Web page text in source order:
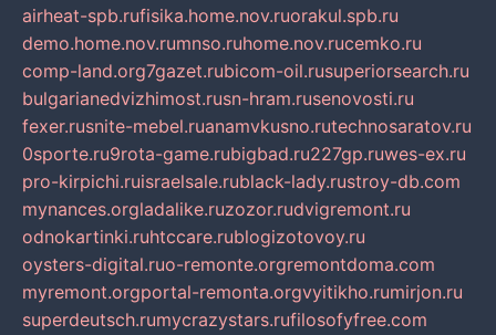
airheat-spb.rufisika.home.nov.ruorakul.spb.ru
demo.home.nov.rumnso.ruhome.nov.rucemko.ru
comp-land.org7gazet.rubicom-oil.rusuperiorsearch.ru
bulgarianedvizhimost.rusn-hram.rusenovosti.ru
fexer.rusnite-mebel.ruanamvkusno.rutechnosaratov.ru
0sporte.ru9rota-game.rubigbad.ru227gp.ruwes-ex.ru
pro-kirpichi.ruisraelsale.rublack-lady.rustroy-db.com
mynances.orgladalike.ruzozor.rudvigremont.ru
odnokartinki.ruhtccare.rublogizotovoy.ru
oysters-digital.ruo-remonte.orgremontdoma.com
myremont.orgportal-remonta.orgvyitikho.rumirjon.ru
superdeutsch.rumycrazystars.rufilosofyfree.com